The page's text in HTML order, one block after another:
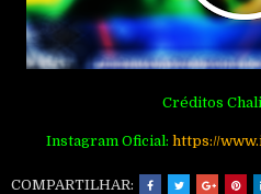
Créditos
Instagram Oficial: https://
COMPARTILHAR: